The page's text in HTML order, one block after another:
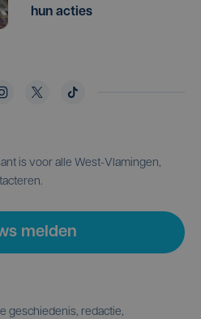
hun acties
is voor alle West-Vlamingen,
melden
geschiedenis, redactie,